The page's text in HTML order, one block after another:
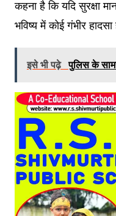
कहना है कि यदि सुरक्षा
भविष्य में कोई गंभीर
इसे भी पढ़े पुलिस के